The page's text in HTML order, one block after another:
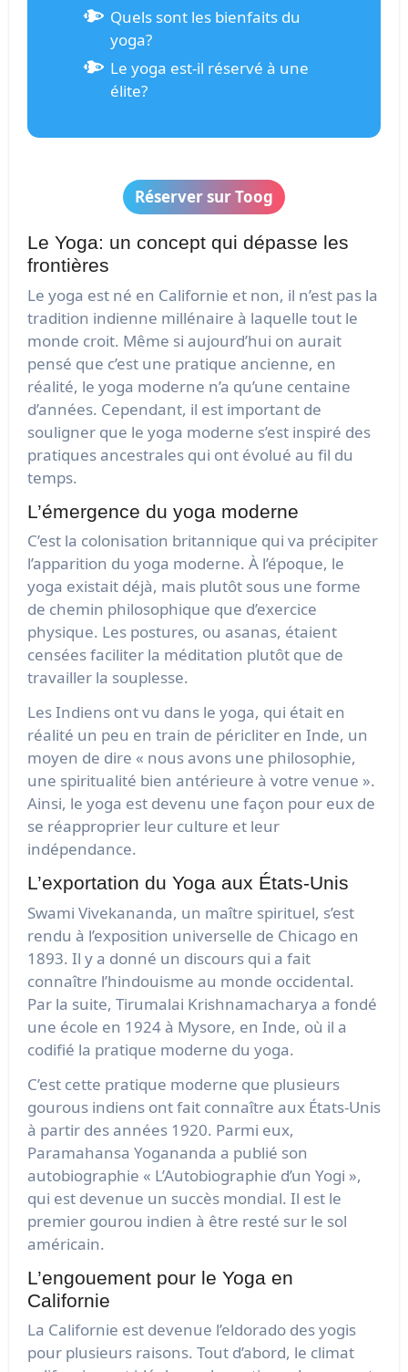
Quels sont les bienfaits du
yoga?
Le yoga est-il réservé à une
élite?
Réserver sur Toog
Le Yoga: un concept qui dépasse les
frontières
Le yoga est né en Californie et non, il n’est pas la
tradition indienne millénaire à laquelle tout le
monde croit. Même si aujourd’hui on aurait
pensé que c’est une pratique ancienne, en
réalité, le yoga moderne n’a qu’une centaine
d’années. Cependant, il est important de
souligner que le yoga moderne s’est inspiré des
pratiques ancestrales qui ont évolué au fil du
temps.
L’émergence du yoga moderne
C’est la colonisation britannique qui va précipiter
l’apparition du yoga moderne. À l’époque, le
yoga existait déjà, mais plutôt sous une forme
de chemin philosophique que d’exercice
physique. Les postures, ou asanas, étaient
censées faciliter la méditation plutôt que de
travailler la souplesse.
Les Indiens ont vu dans le yoga, qui était en
réalité un peu en train de péricliter en Inde, un
moyen de dire « nous avons une philosophie,
une spiritualité bien antérieure à votre venue ».
Ainsi, le yoga est devenu une façon pour eux de
se réapproprier leur culture et leur
indépendance.
L’exportation du Yoga aux États-Unis
Swami Vivekananda, un maître spirituel, s’est
rendu à l’exposition universelle de Chicago en
1893. Il y a donné un discours qui a fait
connaître l’hindouisme au monde occidental.
Par la suite, Tirumalai Krishnamacharya a fondé
une école en 1924 à Mysore, en Inde, où il a
codifié la pratique moderne du yoga.
C’est cette pratique moderne que plusieurs
gourous indiens ont fait connaître aux États-Unis
à partir des années 1920. Parmi eux,
Paramahansa Yogananda a publié son
autobiographie « L’Autobiographie d’un Yogi »,
qui est devenue un succès mondial. Il est le
premier gourou indien à être resté sur le sol
américain.
L’engouement pour le Yoga en
Californie
La Californie est devenue l’eldorado des yogis
pour plusieurs raisons. Tout d’abord, le climat